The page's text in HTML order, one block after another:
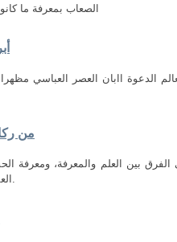
الصعاب بمعرفة ما
الدعوة اابان العصر العباسي مظهرا
من
بين العلم والمعرفة، ومعرفة
العقل والنقل، وادراك أهمية المعرفة الفطرية.